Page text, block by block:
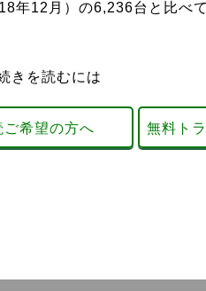
年12月）の6,236台と比べ
きを読むには
ご希望の方へ 無料ト